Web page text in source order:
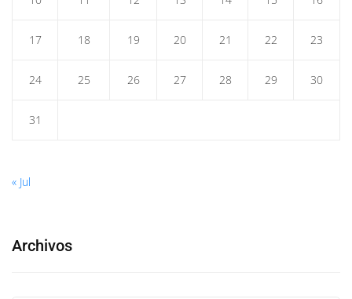
17 18 19 20 21 22 23
24 25 26 27 28 29 30
31
« Jul
Archivos